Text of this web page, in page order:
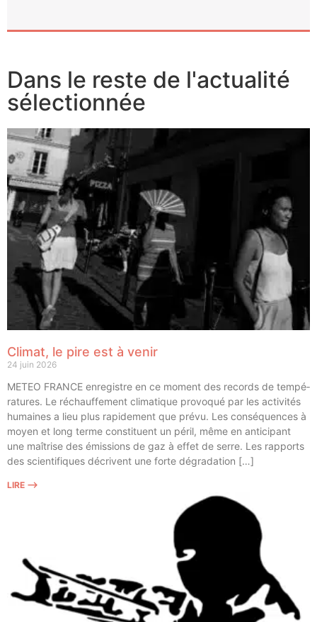
Dans le reste de l'actualité
sélectionnée
Climat, le pire est à venir
24 juin 2026
METEO FRANCE enre­gistre en ce moment des records de tem­pé­
ra­tures. Le réchauf­fe­ment cli­ma­tique pro­vo­qué par les acti­vi­tés
humaines a lieu plus rapi­de­ment que pré­vu. Les consé­quences à
moyen et long terme consti­tuent un péril, même en anti­ci­pant
une maî­trise des émis­sions de gaz à effet de serre. Les rap­ports
des scien­ti­fiques décrivent une forte dégradation […]
LIRE ⟶